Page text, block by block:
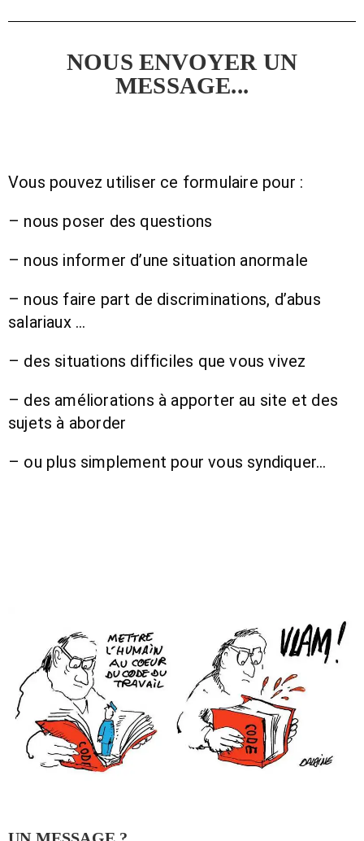
NOUS ENVOYER UN
MESSAGE...
Vous pouvez utiliser ce formulaire pour :
– nous poser des questions
– nous informer d’une situation anormale
– nous faire part de discriminations, d’abus
salariaux …
– des situations difficiles que vous vivez
– des améliorations à apporter au site et des
sujets à aborder
– ou plus simplement pour vous syndiquer…